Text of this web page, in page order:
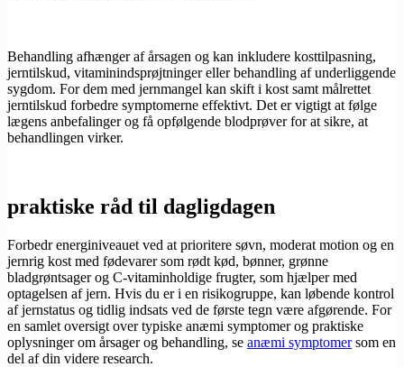
Behandling afhænger af årsagen og kan inkludere kosttilpasning,
jerntilskud, vitaminindsprøjtninger eller behandling af underliggende
sygdom. For dem med jernmangel kan skift i kost samt målrettet
jerntilskud forbedre symptomerne effektivt. Det er vigtigt at følge
lægens anbefalinger og få opfølgende blodprøver for at sikre, at
behandlingen virker.
praktiske råd til dagligdagen
Forbedr energiniveauet ved at prioritere søvn, moderat motion og en
jernrig kost med fødevarer som rødt kød, bønner, grønne
bladgrøntsager og C-vitaminholdige frugter, som hjælper med
optagelsen af jern. Hvis du er i en risikogruppe, kan løbende kontrol
af jernstatus og tidlig indsats ved de første tegn være afgørende. For
en samlet oversigt over typiske anæmi symptomer og praktiske
oplysninger om årsager og behandling, se anæmi symptomersom en
del af din videre research.